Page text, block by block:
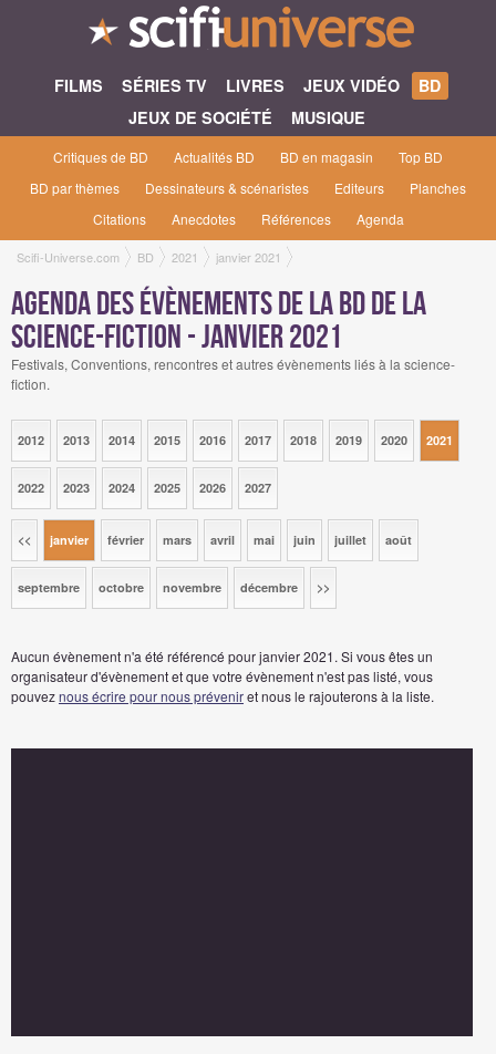
FILMS SÉRIES TV LIVRES JEUX VIDÉO
BD
JEUX DE SOCIÉTÉ
MUSIQUE
Critiques de BD Actualités BD BD en magasin
Top BD
BD par thèmes
Dessinateurs & scénaristes Editeurs
Planches
Citations
Anecdotes Références Agenda
Scifi-Universe.com BD 2021 janvier 2021
Agenda des évènements de la BD de la
science-fiction - janvier 2021
Festivals, Conventions, rencontres et autres évènements liés à la science-
fiction.
2012 2013 2014 2015 2016 2017 2018 2019 2020 2021
2022 2023 2024 2025 2026 2027
<< janvier février mars avril mai juin juillet août
septembre octobre novembre décembre >>
Aucun évènement n'a été référencé pour janvier 2021. Si vous êtes un
organisateur d'évènement et que votre évènement n'est pas listé, vous
pouveznous écrire pour nous préveniret nous le rajouterons à la liste.